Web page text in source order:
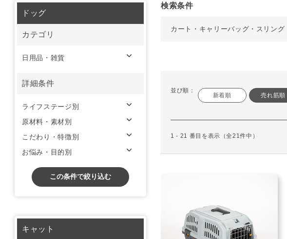
検索条件
カート・キャリーバッグ・スリング
並び順：
新着順 売れ筋順
1 - 21 番目を表示（全21件中）
ドッグ
カテゴリ
日用品・雑貨
詳細条件
ライフステージ別
原材料・素材別
こだわり・特徴別
お悩み・目的別
この条件で絞り込む
キャット